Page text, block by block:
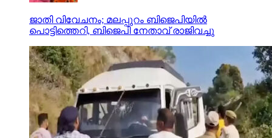
ജാതി വിവേചനം; മലപ്പുറം ബിജെപിയില്‍
പൊട്ടിത്തെറി, ബിജെപി നേതാവ് രാജിവച്ചു